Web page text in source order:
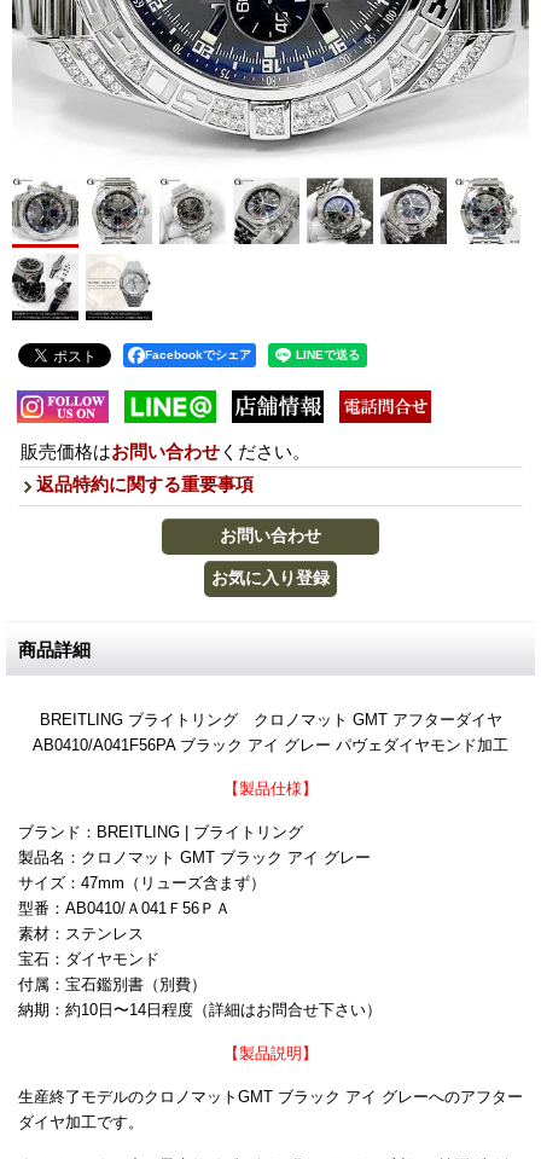
Facebookでシェア
販売価格はお問い合わせ ください。
返品特約に関する重要事項
商品詳細
BREITLING ブライトリング クロノマット GMT アフターダイヤ
AB0410/A041F56PA ブラック アイ グレー パヴェダイヤモンド加工
【製品仕様】
ブランド：BREITLING | ブライトリング
製品名：クロノマット GMT ブラック アイ グレー
サイズ：47mm（リューズ含まず）
型番：AB0410/Ａ041Ｆ56ＰＡ
素材：ステンレス
宝石：ダイヤモンド
付属：宝石鑑別書（別費）
納期：約10日〜14日程度（詳細はお問合せ下さい）
【製品説明】
生産終了モデルのクロノマットGMT ブラック アイ グレーへのアフター
ダイヤ加工です。